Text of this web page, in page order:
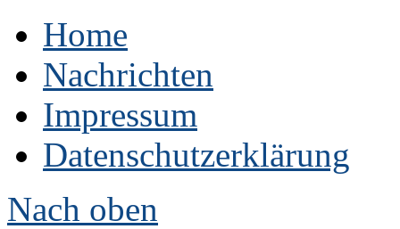
Home
Nachrichten
Impressum
Datenschutzerklärung
Nach oben